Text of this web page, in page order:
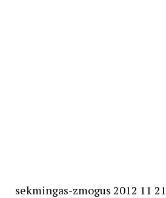
sekmingas-zmogus 2012 11 21